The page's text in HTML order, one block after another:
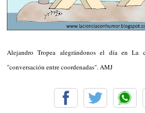
Alejandro Tropea alegrándonos el día en La
"conversación entre coordenadas". AMJ